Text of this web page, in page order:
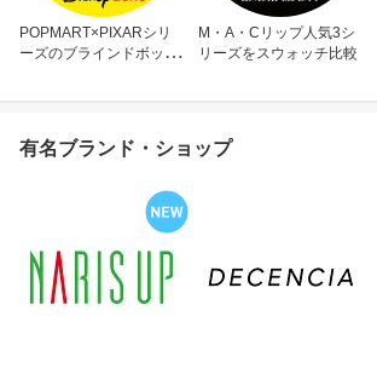
POPMART×PIXARシリ
ーズのブラインドボック
M・A・Cリップ人気3シ
リーズをスウォッチ比較
有名ブランド・ショップ